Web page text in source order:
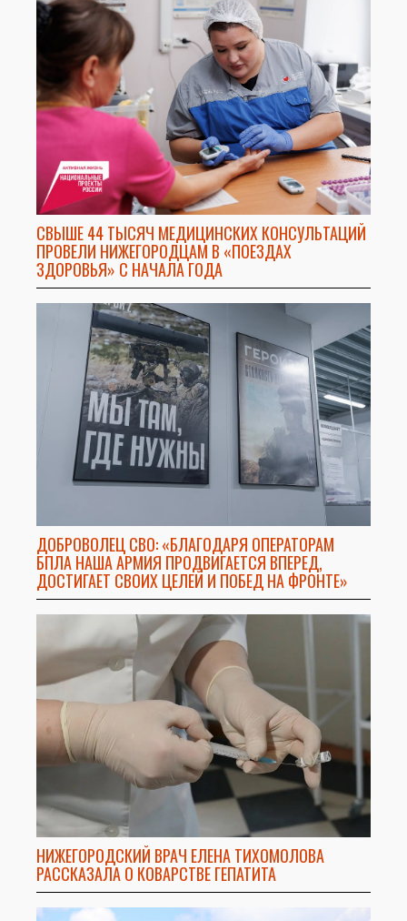
СВЫШЕ 44 ТЫСЯЧ МЕДИЦИНСКИХ КОНСУЛЬТАЦИЙ
ПРОВЕЛИ НИЖЕГОРОДЦАМ В «ПОЕЗДАХ
ЗДОРОВЬЯ» С НАЧАЛА ГОДА
ДОБРОВОЛЕЦ СВО: «БЛАГОДАРЯ ОПЕРАТОРАМ
БПЛА НАША АРМИЯ ПРОДВИГАЕТСЯ ВПЕРЕД,
ДОСТИГАЕТ СВОИХ ЦЕЛЕЙ И ПОБЕД НА ФРОНТЕ»
НИЖЕГОРОДСКИЙ ВРАЧ ЕЛЕНА ТИХОМОЛОВА
РАССКАЗАЛА О КОВАРСТВЕ ГЕПАТИТА